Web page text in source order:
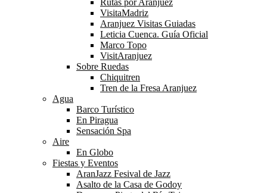
Rutas por Aranjuez
VisitaMadriz
Aranjuez Visitas Guiadas
Leticia Cuenca. Guía Oficial
Marco Topo
VisitAranjuez
Sobre Ruedas
Chiquitren
Tren de la Fresa Aranjuez
Agua
Barco Turístico
En Piragua
Sensación Spa
Aire
En Globo
Fiestas y Eventos
AranJazz Fesival de Jazz
Asalto de la Casa de Godoy